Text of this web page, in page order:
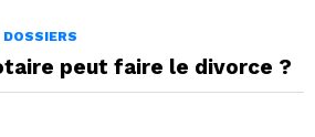
DOSSIERS
peut faire le divorce ?